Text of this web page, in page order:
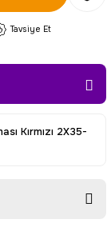
Tavsiye Et
Kırmızı 2X35-